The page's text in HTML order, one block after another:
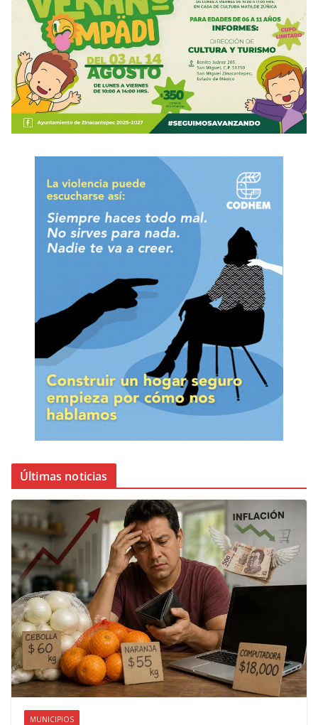
Últimas noticias
MUNICIPIOS